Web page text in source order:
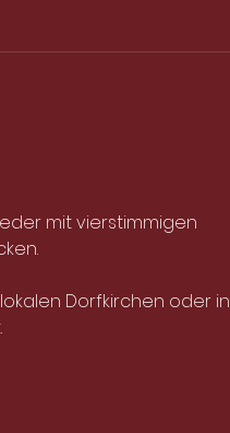
mit vierstimmigen
Dorfkirchen oder in